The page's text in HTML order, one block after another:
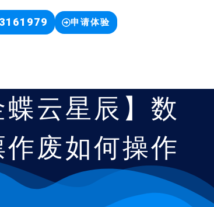
申请体验
云星辰】数
废如何操作